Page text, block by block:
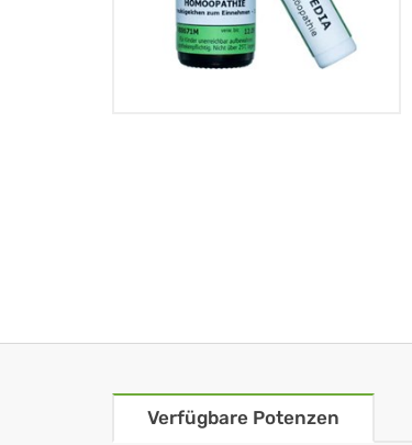
Verfügbare Potenzen